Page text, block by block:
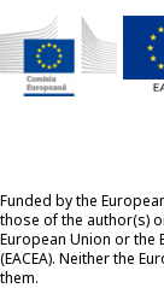
Funded by the
those of the author(s)
European Union or the
(EACEA). Neither the
them.